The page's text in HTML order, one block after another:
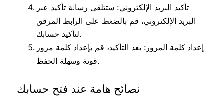
تأكيد البريد الإلكتروني: ستتلقى رسالة تأكيد عبر
البريد الإلكتروني، قم بالضغط على الرابط المرفق
لتأكيد حسابك.
إعداد كلمة المرور: بعد التأكيد، قم بإعداد كلمة مرور
قوية وسهلة الحفظ.
نصائح هامة عند فتح حسابك